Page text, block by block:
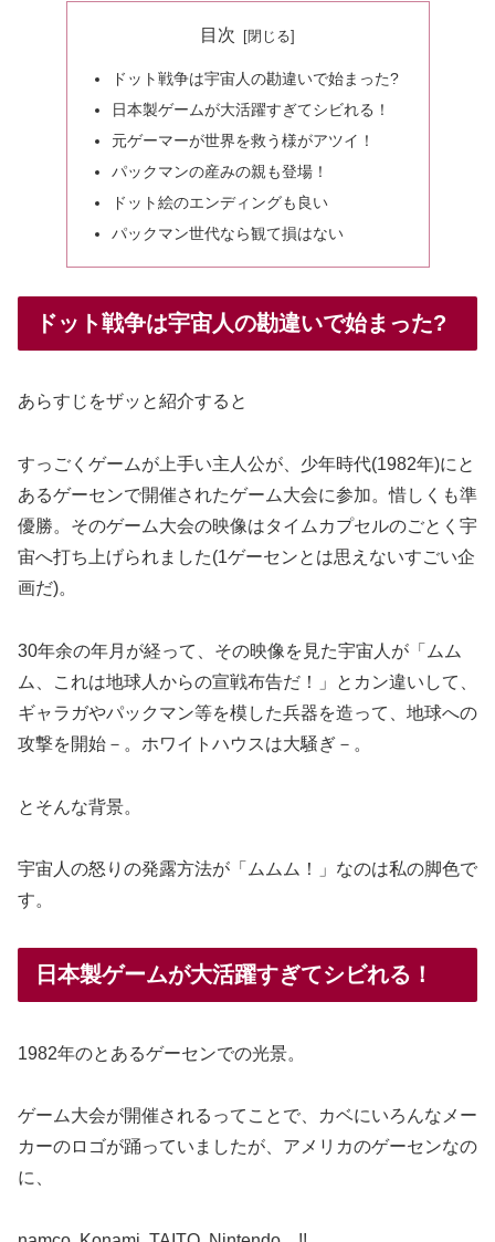
目次
ドット戦争は宇宙人の勘違いで始まった?
日本製ゲームが大活躍すぎてシビれる！
元ゲーマーが世界を救う様がアツイ！
パックマンの産みの親も登場！
ドット絵のエンディングも良い
パックマン世代なら観て損はない
ドット戦争は宇宙人の勘違いで始まった?
あらすじをザッと紹介すると
すっごくゲームが上手い主人公が、少年時代(1982年)にと
あるゲーセンで開催されたゲーム大会に参加。惜しくも準
優勝。そのゲーム大会の映像はタイムカプセルのごとく宇
宙へ打ち上げられました(1ゲーセンとは思えないすごい企
画だ)。
30年余の年月が経って、その映像を見た宇宙人が「ムム
ム、これは地球人からの宣戦布告だ！」とカン違いして、
ギャラガやパックマン等を模した兵器を造って、地球への
攻撃を開始－。ホワイトハウスは大騒ぎ－。
とそんな背景。
宇宙人の怒りの発露方法が「ムムム！」なのは私の脚色で
す。
日本製ゲームが大活躍すぎてシビれる！
1982年のとあるゲーセンでの光景。
ゲーム大会が開催されるってことで、カベにいろんなメー
カーのロゴが踊っていましたが、アメリカのゲーセンなの
に、